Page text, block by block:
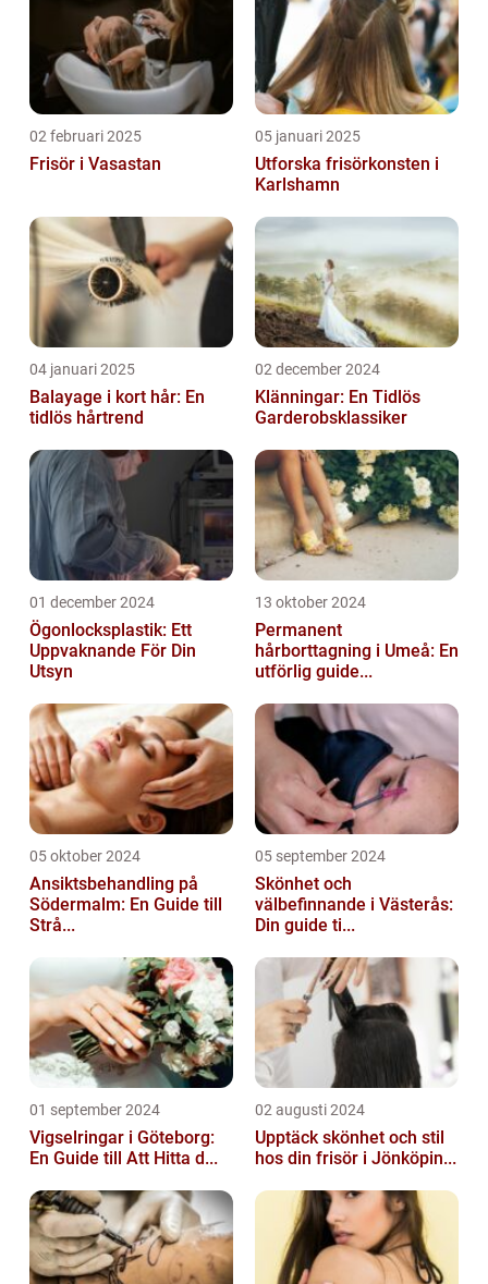
02 februari 2025
Frisör i Vasastan
05 januari 2025
Utforska frisörkonsten i
Karlshamn
04 januari 2025
Balayage i kort hår: En
tidlös hårtrend
02 december 2024
Klänningar: En Tidlös
Garderobsklassiker
01 december 2024
Ögonlocksplastik: Ett
Uppvaknande För Din
Utsyn
13 oktober 2024
Permanent
hårborttagning i Umeå: En
utförlig guide...
05 oktober 2024
Ansiktsbehandling på
Södermalm: En Guide till
Strå...
05 september 2024
Skönhet och
välbefinnande i Västerås:
Din guide ti...
01 september 2024
Vigselringar i Göteborg:
En Guide till Att Hitta d...
02 augusti 2024
Upptäck skönhet och stil
hos din frisör i Jönköpin...